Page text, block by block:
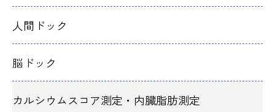
人間ドック
脳ドック
カルシウムスコア測定・内臓脂肪測定